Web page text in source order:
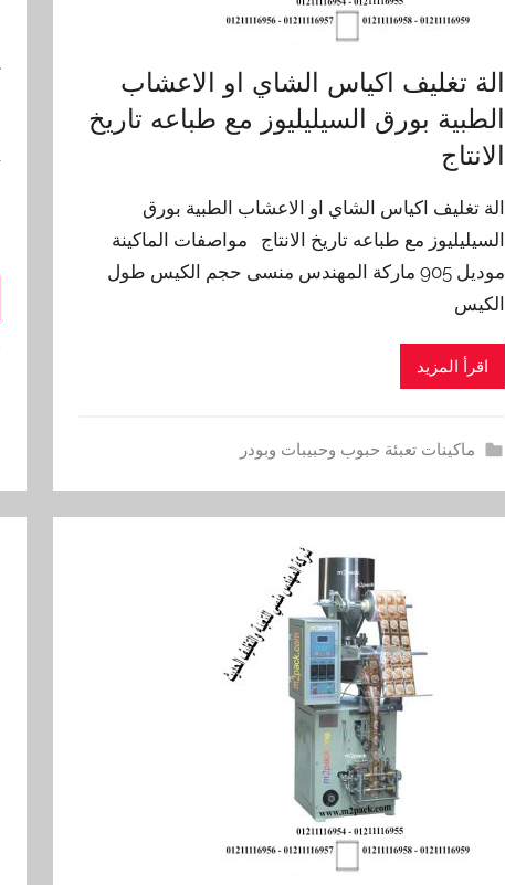
الة تغليف اكياس الشاي او الاعشاب
الطبية بورق السيليليوز مع طباعه تاريخ
الانتاج
الة تغليف اكياس الشاي او الاعشاب الطبية بورق
السيليليوز مع طباعه تاريخ الانتاج مواصفات الماكينة
موديل 905 ماركة المهندس منسى حجم الكيس طول
الكيس
اقرأ المزيد
ماكينات تعبئة حبوب وحبيبات وبودر